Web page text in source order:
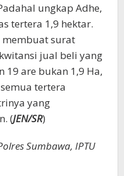
ungkap Adhe,
tertera 1,9 hektar.
membuat surat
jual beli yang
19 are bukan 1,9 Ha,
tertera
yang
(JEN/SR)
Sumbawa, IPTU